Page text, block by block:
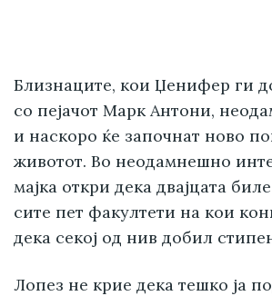
Близнаците, кои Џенифер ги
со пејачот Марк Антони,
и наскоро ќе започнат ново
животот. Во неодамнешно
мајка откри дека двајцата
сите пет факултети на кои
дека секој од нив добил
Лопез не крие дека тешко ја